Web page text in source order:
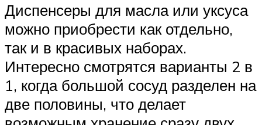
Диспенсеры для масла или уксуса
можно приобрести как отдельно,
так и в красивых наборах.
Интересно смотрятся варианты 2 в
1, когда большой сосуд разделен на
две половины, что делает